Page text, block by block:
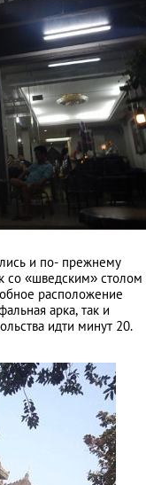
и по- прежнему
со «шведским» столом
расположение
арка, так и
идти минут 20.